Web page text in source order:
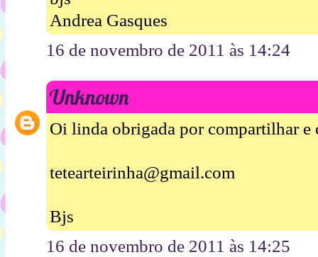
Andrea Gasques
16 de novembro de 2011 às 14:24
Unknown
Oi linda obrigada por compartilhar e
tetearteirinha@gmail.com
Bjs
16 de novembro de 2011 às 14:25